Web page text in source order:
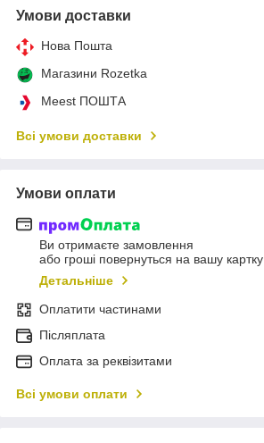
Умови доставки
Нова Пошта
Магазини Rozetka
Meest ПОШТА
Всі умови доставки
Умови оплати
Ви отримаєте замовлення
або гроші повернуться на вашу картку
Детальніше
Оплатити частинами
Післяплата
Оплата за реквізитами
Всі умови оплати